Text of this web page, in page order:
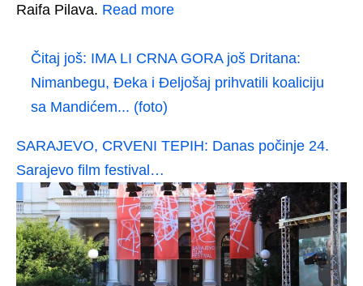
Raifa Pilava. Read more
Čitaj još: IMA LI CRNA GORA još Dritana:
Nimanbegu, Đeka i Đeljošaj prihvatili koaliciju
sa Mandićem... (foto)
SARAJEVO, CRVENI TEPIH: Danas počinje 24.
Sarajevo film festival…